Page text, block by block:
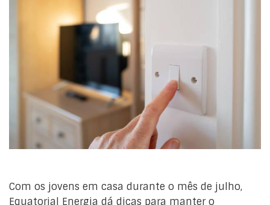
Com os jovens em casa durante o mês de julho,
Equatorial Energia dá dicas para manter o